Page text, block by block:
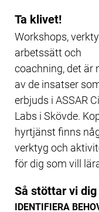
Ta klivet!
Workshops,
arbetssätt och
coachning, det är
av de insatser
erbjuds i ASSAR
Labs i Skövde.
hyrtjänst finns
verktyg och
för dig som vill
Så stöttar vi
IDENTIFIERA